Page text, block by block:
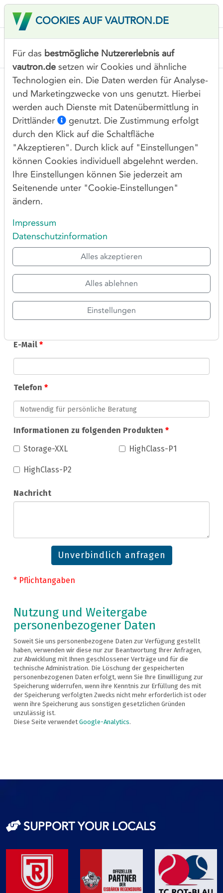
SUPPORT YOUR LOCALS
COOKIES AUF VAUTRON.DE
Für das bestmögliche Nutzererlebnis auf
vautron.de setzen wir Cookies und ähnliche
Technologien ein. Die Daten werden für Analyse-
und Marketingzwecke von uns genutzt. Hierbei
werden auch Dienste mit Datenübermittlung in
Drittländer
genutzt. Die Zustimmung erfolgt
durch den Klick auf die Schaltfläche
"Akzeptieren". Durch klick auf "Einstellungen"
können Cookies individuell abgelehnt werden.
Ihre Einstellungen können Sie jederzeit am
Seitenende unter "Cookie-Einstellungen"
ändern.
Impressum
Datenschutzinformation
Einstellungen
Alles ablehnen
Alles akzeptieren